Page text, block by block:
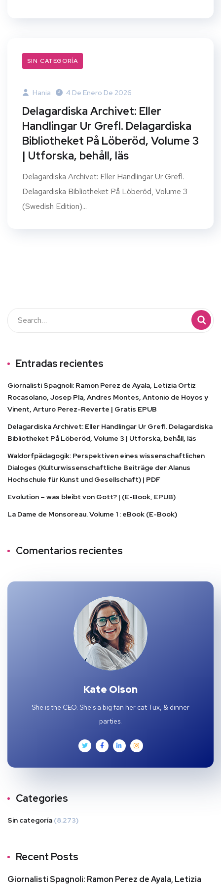
SIN CATEGORÍA
Hania 4 De Enero De 2026
Delagardiska Archivet: Eller
Handlingar Ur Grefl. Delagardiska
Bibliotheket På Löberöd, Volume 3
| Utforska, behåll, läs
Delagardiska Archivet: Eller Handlingar Ur Grefl.
Delagardiska Bibliotheket På Löberöd, Volume 3
(Swedish Edition)...
Entradas recientes
Giornalisti Spagnoli: Ramon Perez de Ayala, Letizia Ortiz
Rocasolano, Josep Pla, Andres Montes, Antonio de Hoyos y
Vinent, Arturo Perez-Reverte | Gratis EPUB
Delagardiska Archivet: Eller Handlingar Ur Grefl. Delagardiska
Bibliotheket På Löberöd, Volume 3 | Utforska, behåll, läs
Waldorfpädagogik: Perspektiven eines wissenschaftlichen
Dialoges (Kulturwissenschaftliche Beiträge der Alanus
Hochschule für Kunst und Gesellschaft) | PDF
Evolution – was bleibt von Gott? | (E-Book, EPUB)
La Dame de Monsoreau. Volume 1 : eBook (E-Book)
Comentarios recientes
Kate Olson
She is the CEO. She's a big fan her cat Tux, & dinner
parties.
Categories
Sin categoría (8.273)
Recent Posts
Giornalisti Spagnoli: Ramon Perez de Ayala, Letizia